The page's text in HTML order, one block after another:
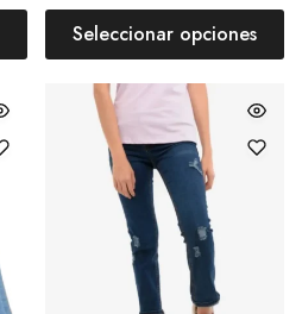
Seleccionar opciones